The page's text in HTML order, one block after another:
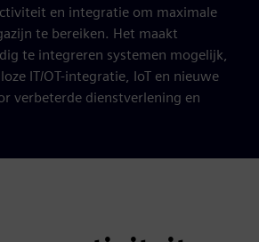
en integratie om maximale
te bereiken. Het maakt
te integreren systemen mogelijk,
IT/OT-integratie, IoT en nieuwe
verbeterde dienstverlening en